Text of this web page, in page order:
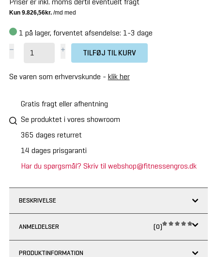
1 på lager, forventet afsendelse: 1-3 dage
TILFØJ TIL KURV
Se varen som erhvervskunde - klik her
Gratis fragt eller afhentning
Se produktet i vores showroom
365 dages returret
14 dages prisgaranti
Har du spørgsmål? Skriv til webshop@fitnessengros.dk
BESKRIVELSE
ANMELDELSER (0)
PRODUKTINFORMATION